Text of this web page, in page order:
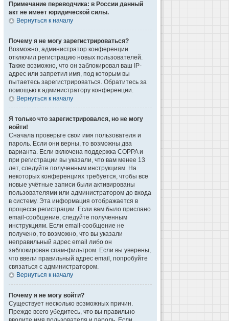
Примечание переводчика: в России данный
акт не имеет юридической силы.
Вернуться к началу
Почему я не могу зарегистрироваться?
Возможно, администратор конференции
отключил регистрацию новых пользователей.
Также возможно, что он заблокировал ваш IP-
адрес или запретил имя, под которым вы
пытаетесь зарегистрироваться. Обратитесь за
помощью к администратору конференции.
Вернуться к началу
Я только что зарегистрировался, но не могу
войти!
Сначала проверьте свои имя пользователя и
пароль. Если они верны, то возможны два
варианта. Если включена поддержка COPPA и
при регистрации вы указали, что вам менее 13
лет, следуйте полученным инструкциям. На
некоторых конференциях требуется, чтобы все
новые учётные записи были активированы
пользователями или администратором до входа
в систему. Эта информация отображается в
процессе регистрации. Если вам было прислано
email-сообщение, следуйте полученным
инструкциям. Если email-сообщение не
получено, то возможно, что вы указали
неправильный адрес email либо он
заблокирован спам-фильтром. Если вы уверены,
что ввели правильный адрес email, попробуйте
связаться с администратором.
Вернуться к началу
Почему я не могу войти?
Существует несколько возможных причин.
Прежде всего убедитесь, что вы правильно